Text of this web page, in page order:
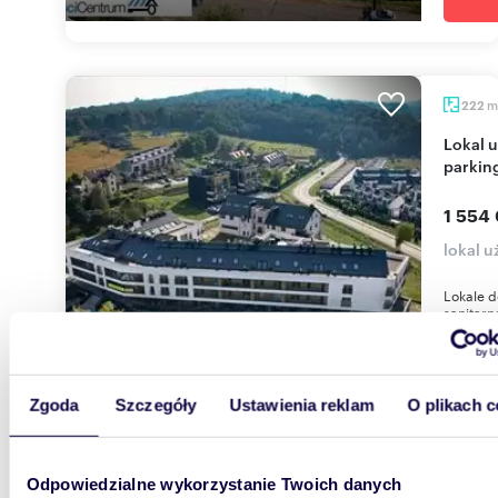
Zgoda Szczegóły Ustawienia reklam O plikach
Odpowiedzialne wykorzystanie Twoich danych
222 m
Lokal użytkowy 222 m2 z witrynami, ekologia i
1 554
lokal
Lokale
lokalu
Oferty spełniające Twoje kryteria w